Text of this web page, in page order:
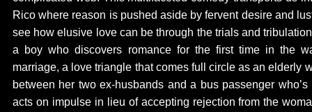
Rico where reason is pushed aside by fervent desire and
see how elusive love can be through the trials and
a boy who discovers romance for the first time in the
marriage, a love triangle that comes full circle as an elderly
between her two ex-husbands and a bus passenger
acts on impulse in lieu of accepting rejection from the